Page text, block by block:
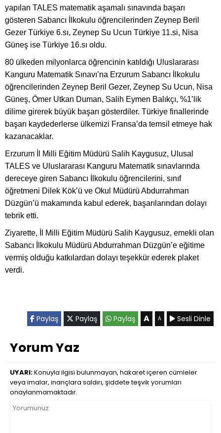
yapılan TALES matematik aşamalı sınavında başarı
gösteren Sabancı İlkokulu öğrencilerinden Zeynep Beril
Gezer Türkiye 6.sı, Zeynep Su Ucun Türkiye 11.si, Nisa
Güneş ise Türkiye 16.sı oldu.
80 ülkeden milyonlarca öğrencinin katıldığı Uluslararası
Kanguru Matematik Sınavı’na Erzurum Sabancı İlkokulu
öğrencilerinden Zeynep Beril Gezer, Zeynep Su Ucun, Nisa
Güneş, Ömer Utkan Duman, Salih Eymen Balıkçı, %1’lik
dilime girerek büyük başarı gösterdiler. Türkiye finallerinde
başarı kaydederlerse ülkemizi Fransa’da temsil etmeye hak
kazanacaklar.
Erzurum İl Milli Eğitim Müdürü Salih Kaygusuz, Ulusal
TALES ve Uluslararası Kanguru Matematik sınavlarında
dereceye giren Sabancı İlkokulu öğrencilerini, sınıf
öğretmeni Dilek Kök’ü ve Okul Müdürü Abdurrahman
Düzgün’ü makamında kabul ederek, başarılarından dolayı
tebrik etti.
Ziyarette, İl Milli Eğitim Müdürü Salih Kaygusuz, emekli olan
Sabancı İlkokulu Müdürü Abdurrahman Düzgün’e eğitime
vermiş olduğu katkılardan dolayı teşekkür ederek plaket
verdi.
Paylaş Paylaş Paylaş A A Sesli Dinle
Yorum Yaz
UYARI:Konuyla ilgisi bulunmayan, hakaret içeren cümleler
veya imalar, inançlara saldırı, şiddete teşvik yorumları
onaylanmamaktadır.